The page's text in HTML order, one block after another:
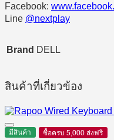
Facebook:
Line @nextplay
Brand DELL
สินค้าที่เกี่ยวข้อง
มีสินค้า ซื้อครบ 5,000 ส่งฟรี